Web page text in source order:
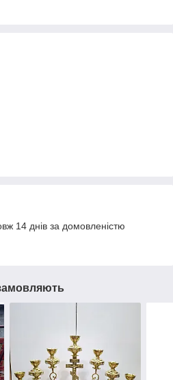
14 днів за домовленістю